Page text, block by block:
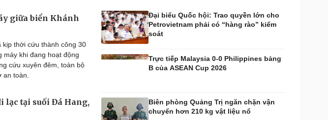
Video
E-Magazine
Khởi nghiệp
Tiêu dùng
Tỷ giá
Doanh nghiệp
Doanh nhân
Trải nghiệm
Chuyển đổi số
Sức khỏe
Sản phụ khoa
Nhi khoa
giữa biển Khánh
kịp thời cứu thành công 30
máy khi đang hoạt động
cứu xuyên đêm, toàn bộ
toàn.
lạc tại suối Đá Hang,
Đại biểu Quốc hội: Trao quyền lớn cho
Petrovietnam phải có “hàng rào” kiểm
soát
Trực tiếp Malaysia 0-0 Philippines bảng
B của ASEAN Cup 2026
Biên phòng Quảng Trị ngăn chặn vận
chuyển hơn 210 kg vật liệu nổ